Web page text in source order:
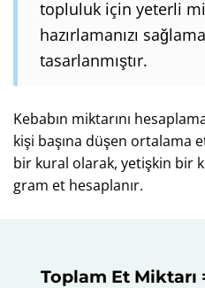
topluluk için yeterli
hazırlamanızı
tasarlanmıştır.
Kebabın miktarını
kişi başına düşen ortalama
bir kural olarak, yetişkin bir
gram et hesaplanır.
Toplam Et Miktarı